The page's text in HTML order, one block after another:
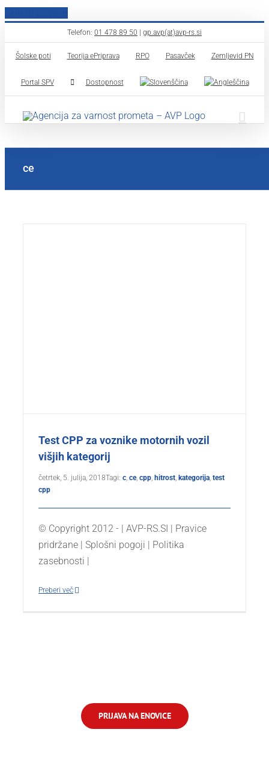
Telefon: 01 478 89 50 gp.avp(at)avp-rs.si
Šolske poti Teorija ePriprava RPO Pasavček Zemljevid PN
Portal SPV Dostopnost
ce
Test CPP za voznike motornih vozil
višjih kategorij
četrtek, 5. julija, 2018Tagi: c, ce, cpp, hitrost, kategorija, test
cpp
© Copyright 2012 - | AVP-RS.SI | Pravice
pridržane | Splošni pogoji | Politika
zasebnosti |
Preberi več
PRIJAVA NA ENOVICE